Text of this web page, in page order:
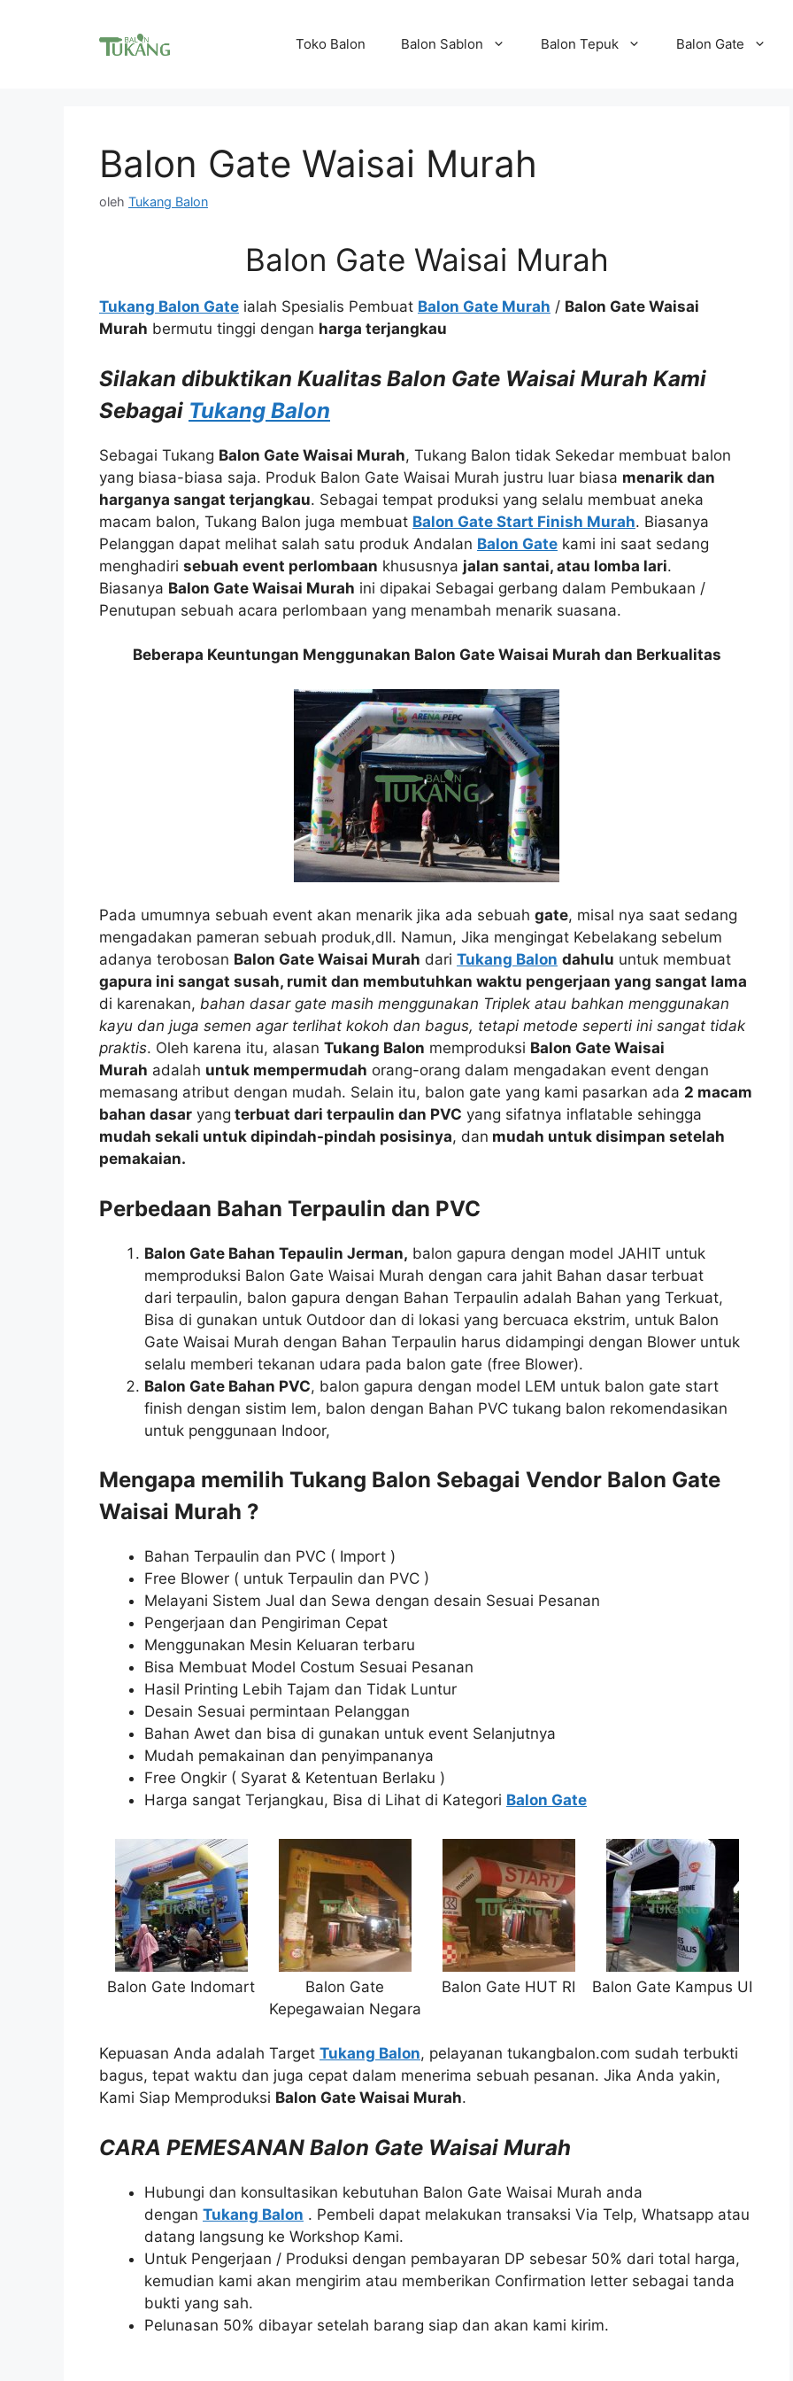
Toko Balon Balon Sablon Balon Tepuk Balon Gate
Balon Gate Waisai Murah
oleh Tukang Balon
Balon Gate Waisai Murah
Tukang Balon Gate ialah Spesialis Pembuat Balon Gate Murah / Balon Gate Waisai
Murah bermutu tinggi dengan harga terjangkau
Silakan dibuktikan Kualitas Balon Gate Waisai Murah Kami
Sebagai Tukang Balon
Sebagai Tukang Balon Gate Waisai Murah, Tukang Balon tidak Sekedar membuat balon
yang biasa-biasa saja. Produk Balon Gate Waisai Murah justru luar biasa menarik dan
harganya sangat terjangkau. Sebagai tempat produksi yang selalu membuat aneka
macam balon, Tukang Balon juga membuat Balon Gate Start Finish Murah. Biasanya
Pelanggan dapat melihat salah satu produk Andalan Balon Gate kami ini saat sedang
menghadiri sebuah event perlombaan khususnya jalan santai, atau lomba lari.
Biasanya Balon Gate Waisai Murah ini dipakai Sebagai gerbang dalam Pembukaan /
Penutupan sebuah acara perlombaan yang menambah menarik suasana.
Beberapa Keuntungan Menggunakan Balon Gate Waisai Murah dan Berkualitas
Pada umumnya sebuah event akan menarik jika ada sebuah gate, misal nya saat sedang
mengadakan pameran sebuah produk,dll. Namun, Jika mengingat Kebelakang sebelum
adanya terobosan Balon Gate Waisai Murah dari Tukang Balon dahulu untuk membuat
gapura ini sangat susah, rumit dan membutuhkan waktu pengerjaan yang sangat lama
di karenakan, bahan dasar gate masih menggunakan Triplek atau bahkan menggunakan
kayu dan juga semen agar terlihat kokoh dan bagus, tetapi metode seperti ini sangat tidak
praktis. Oleh karena itu, alasan Tukang Balon memproduksi Balon Gate Waisai
Murah adalah untuk mempermudah orang-orang dalam mengadakan event dengan
memasang atribut dengan mudah. Selain itu, balon gate yang kami pasarkan ada 2 macam
bahan dasar yang terbuat dari terpaulin dan PVC yang sifatnya inflatable sehingga
mudah sekali untuk dipindah-pindah posisinya, dan mudah untuk disimpan setelah
pemakaian.
Perbedaan Bahan Terpaulin dan PVC
Balon Gate Bahan Tepaulin Jerman, balon gapura dengan model JAHIT untuk
memproduksi Balon Gate Waisai Murah dengan cara jahit Bahan dasar terbuat
dari terpaulin, balon gapura dengan Bahan Terpaulin adalah Bahan yang Terkuat,
Bisa di gunakan untuk Outdoor dan di lokasi yang bercuaca ekstrim, untuk Balon
Gate Waisai Murah dengan Bahan Terpaulin harus didampingi dengan Blower untuk
selalu memberi tekanan udara pada balon gate (free Blower).
Balon Gate Bahan PVC, balon gapura dengan model LEM untuk balon gate start
finish dengan sistim lem, balon dengan Bahan PVC tukang balon rekomendasikan
untuk penggunaan Indoor,
Mengapa memilih Tukang Balon Sebagai Vendor Balon Gate
Waisai Murah ?
Bahan Terpaulin dan PVC ( Import )
Free Blower ( untuk Terpaulin dan PVC )
Melayani Sistem Jual dan Sewa dengan desain Sesuai Pesanan
Pengerjaan dan Pengiriman Cepat
Menggunakan Mesin Keluaran terbaru
Bisa Membuat Model Costum Sesuai Pesanan
Hasil Printing Lebih Tajam dan Tidak Luntur
Desain Sesuai permintaan Pelanggan
Bahan Awet dan bisa di gunakan untuk event Selanjutnya
Mudah pemakainan dan penyimpananya
Free Ongkir ( Syarat & Ketentuan Berlaku )
Harga sangat Terjangkau, Bisa di Lihat di Kategori Balon Gate
Balon Gate Indomart
Balon Gate
Kepegawaian Negara
Balon Gate HUT RI Balon Gate Kampus UI
Kepuasan Anda adalah Target Tukang Balon, pelayanan tukangbalon.com sudah terbukti
bagus, tepat waktu dan juga cepat dalam menerima sebuah pesanan. Jika Anda yakin,
Kami Siap Memproduksi Balon Gate Waisai Murah.
CARA PEMESANAN Balon Gate Waisai Murah
Hubungi dan konsultasikan kebutuhan Balon Gate Waisai Murah anda
dengan Tukang Balon . Pembeli dapat melakukan transaksi Via Telp, Whatsapp atau
datang langsung ke Workshop Kami.
Untuk Pengerjaan / Produksi dengan pembayaran DP sebesar 50% dari total harga,
kemudian kami akan mengirim atau memberikan Confirmation letter sebagai tanda
bukti yang sah.
Pelunasan 50% dibayar setelah barang siap dan akan kami kirim.